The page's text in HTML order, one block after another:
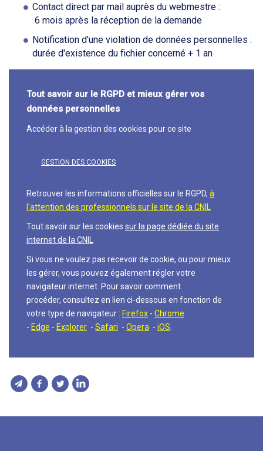
Contact direct par mail auprès du webmestre :
6 mois après la réception de la demande
Notification d'une violation de données personnelles :
durée d'existence du fichier concerné + 1 an
Tout savoir sur le RGPD et mieux gérer vos
données personnelles
Accéder à la gestion des cookies pour ce site
GESTION DES COOKIES
Retrouver les informations officielles sur le RGPD, à
l'attention des professionnels sur le site de la CNIL
Tout savoir sur les cookies sur la page dédiée du site
internet de la CNIL
Si vous ne voulez pas recevoir de cookie, ou pour mieux
les gérer, vous pouvez également régler votre
navigateur internet. Pour savoir comment
procéder, consultez en lien ci-dessous en fonction de
votre type de navigateur : Firefox - Chrome
- Edge - Explorer - Safari - Opera - iOS